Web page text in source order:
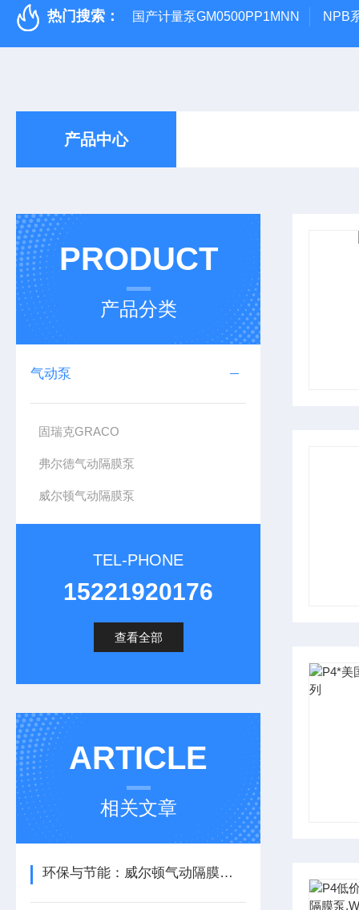
热门搜索： 国产计量泵GM0500PP1MNN NPB
产品中心
PRODUCT
产品分类
气动泵
固瑞克GRACO
弗尔德气动隔膜泵
威尔顿气动隔膜泵
TEL-PHONE
15221920176
查看全部
ARTICLE
相关文章
环保与节能：威尔顿气动隔膜泵在可持续发展中的作用